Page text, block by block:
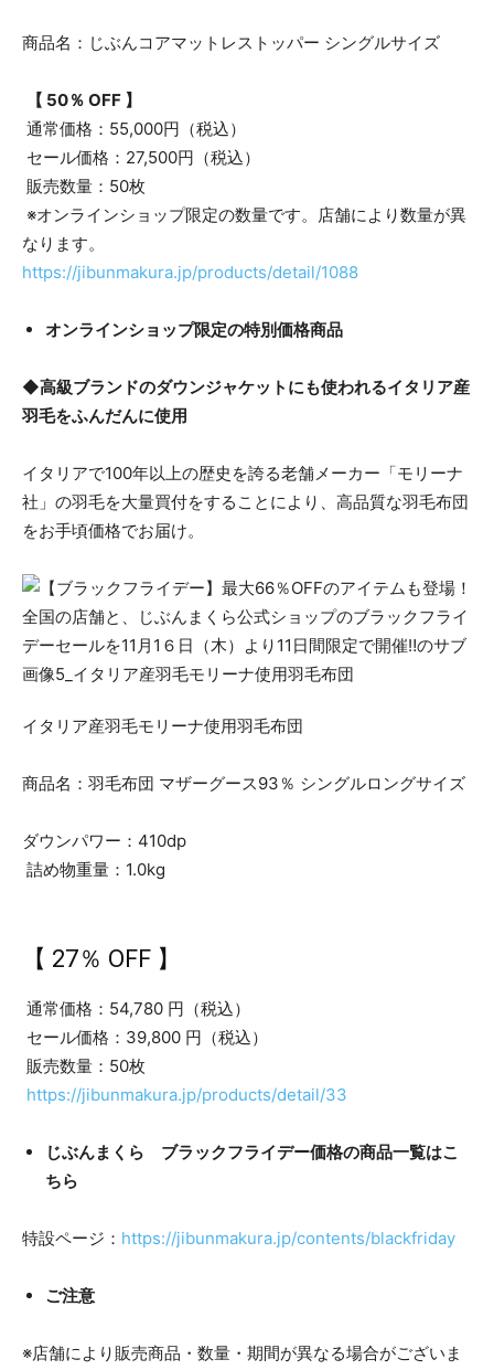
商品名：じぶんコアマットレストッパー シングルサイズ
【 50％ OFF 】
通常価格：55,000円（税込）
セール価格：27,500円（税込）
販売数量：50枚
※オンラインショップ限定の数量です。店舗により数量が異
なります。
https://jibunmakura.jp/products/detail/1088
オンラインショップ限定の特別価格商品
◆高級ブランドのダウンジャケットにも使われるイタリア産
羽毛をふんだんに使用
イタリアで100年以上の歴史を誇る老舗メーカー「モリーナ
社」の羽毛を大量買付をすることにより、高品質な羽毛布団
をお手頃価格でお届け。
イタリア産羽毛モリーナ使用羽毛布団
商品名：羽毛布団 マザーグース93％ シングルロングサイズ
ダウンパワー：410dp
詰め物重量：1.0kg
【 27％ OFF 】
通常価格：54,780 円（税込）
セール価格：39,800 円（税込）
販売数量：50枚
https://jibunmakura.jp/products/detail/33
じぶんまくら ブラックフライデー価格の商品一覧はこ
ちら
特設ページ： https://jibunmakura.jp/contents/blackfriday
ご注意
※店舗により販売商品・数量・期間が異なる場合がございま